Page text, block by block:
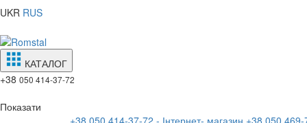
UKR RUS
КАТАЛОГ
+38 050 414-37-72
Показати
+38 050 414-37-72 - Інтернет- магазин +38 050